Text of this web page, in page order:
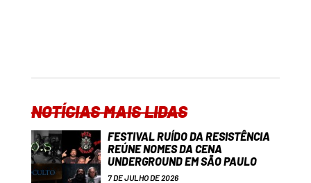
NOTÍCIAS MAIS LIDAS
FESTIVAL RUÍDO DA RESISTÊNCIA
REÚNE NOMES DA CENA
UNDERGROUND EM SÃO PAULO
7 DE JULHO DE 2026